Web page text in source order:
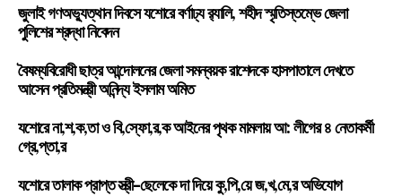
জুলাই গণঅভ্যুত্থান দিবসে যশোরে বর্ণাঢ্য র‍্যালি, শহীদ স্মৃতিস্তম্ভে জেলা
পুলিশের শ্রদ্ধা নিবেদন
বৈষম্যবিরোধী ছাত্র আন্দোলনের জেলা সমন্বয়ক রাশেদকে হাসপাতালে দেখতে
আসেন প্রতিমন্ত্রী অনিন্দ্য ইসলাম অমিত
যশোরে না,শ,ক,তা ও বি,স্ফো,র,ক আইনের পৃথক মামলায় আ: লীগের ৪ নেতাকর্মী
গ্রে,প্তা,র
যশোরে তালাক প্রাপ্ত স্ত্রী-ছেলেকে দা দিয়ে কু,পি,য়ে জ,খ,মে,র অভিযোগ